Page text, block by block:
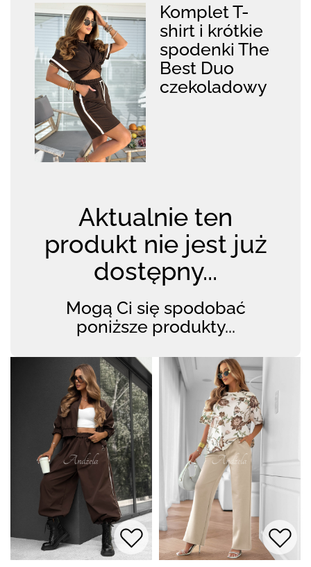
Komplet T-
shirt i krótkie
spodenki The
Best Duo
czekoladowy
Aktualnie ten
produkt nie jest już
dostępny...
Mogą Ci się spodobać
poniższe produkty...